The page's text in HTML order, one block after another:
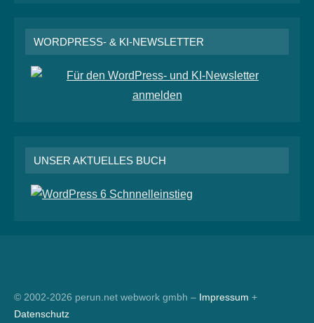
WORDPRESS- & KI-NEWSLETTER
UNSER AKTUELLES BUCH
© 2002-2026 perun.net webwork gmbh – Impressum +
Datenschutz